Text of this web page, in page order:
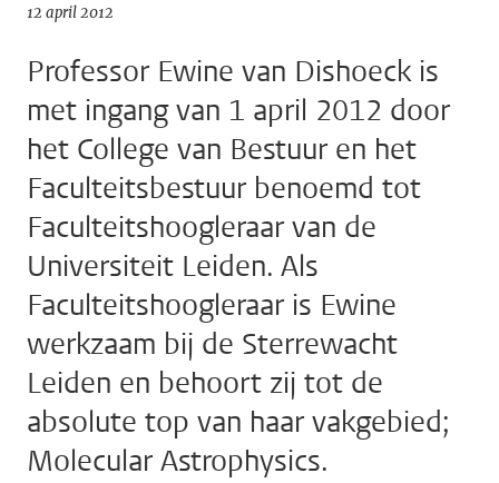
12 april 2012
Professor Ewine van Dishoeck is
met ingang van 1 april 2012 door
het College van Bestuur en het
Faculteitsbestuur benoemd tot
Faculteitshoogleraar van de
Universiteit Leiden. Als
Faculteitshoogleraar is Ewine
werkzaam bij de Sterrewacht
Leiden en behoort zij tot de
absolute top van haar vakgebied;
Molecular Astrophysics.